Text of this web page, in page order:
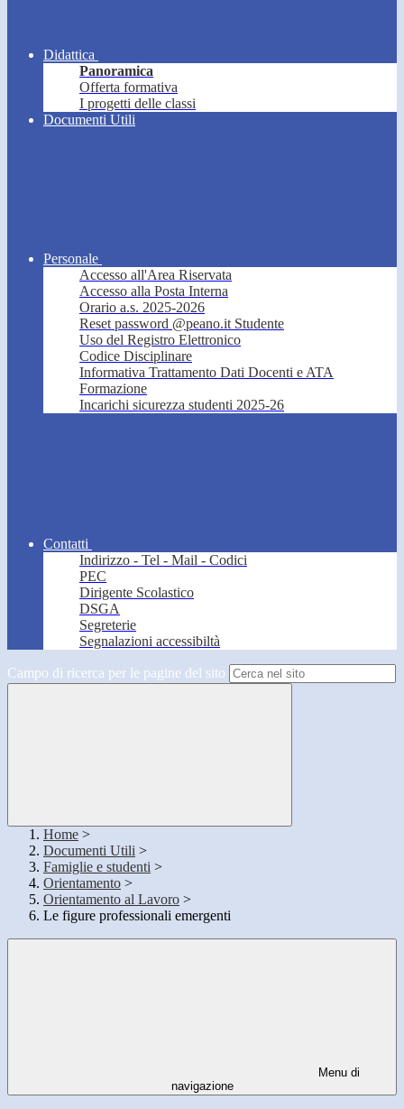
Didattica
Panoramica
Offerta formativa
I progetti delle classi
Documenti Utili
Personale
Accesso all'Area Riservata
Accesso alla Posta Interna
Orario a.s. 2025-2026
Reset password @peano.it Studente
Uso del Registro Elettronico
Codice Disciplinare
Informativa Trattamento Dati Docenti e ATA
Formazione
Incarichi sicurezza studenti 2025-26
Contatti
Indirizzo - Tel - Mail - Codici
PEC
Dirigente Scolastico
DSGA
Segreterie
Segnalazioni accessibiltà
Campo di ricerca per le pagine del sito
Home >
Documenti Utili >
Famiglie e studenti >
Orientamento >
Orientamento al Lavoro >
Le figure professionali emergenti
Menu di
navigazione